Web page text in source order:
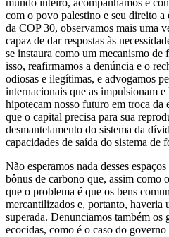
mundo inteiro, acompanhamos e
com o povo palestino e seu direito
da COP 30, observamos mais uma
capaz de dar respostas às
se instaura como um mecanismo de
isso, reafirmamos a denúncia e o
odiosas e ilegítimas, e advogamos
internacionais que as impulsionam
hipotecam nosso futuro em troca da
que o capital precisa para sua
desmantelamento do sistema da
capacidades de saída do sistema de
Não esperamos nada desses
bônus de carbono que, assim como
que o problema é que os bens
mercantilizados e, portanto, haveria
superada. Denunciamos também os
ecocidas, como é o caso do